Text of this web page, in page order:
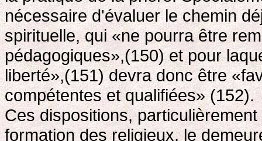
nécessaire d'évaluer le chemin
spirituelle, qui «ne pourra être
pédagogiques»,(150) et pour
liberté»,(151) devra donc être
compétentes et qualifiées» (152).
Ces dispositions,
formation des religieux, le